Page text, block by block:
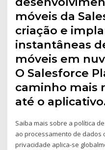
móveis da
criação e
instantâneas
móveis em
O Salesforce
caminho mais
até o
Saiba mais sobre a política
ao processamento de dados
privacidade aplica-se